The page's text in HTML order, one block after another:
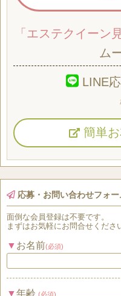
「エステクイーン
ム
LINE応
簡単
応募・お問い合わせフォー
面倒な会員登録は不要です。
まずはお気軽にお問合せくださ
お名前(必須)
年齢 (必須)